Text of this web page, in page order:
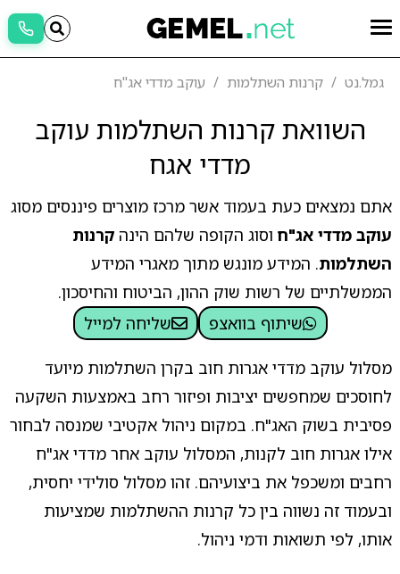
גמל.נט קרנות השתלמות עוקב מדדי אג"ח
השוואת קרנות השתלמות עוקב
מדדי אגח
אתם נמצאים כעת בעמוד אשר מרכז מוצרים פיננסים מסוג
עוקב מדדי אג"חוסוג הקופה שלהם הינה קרנות
השתלמות. המידע מונגש מתוך מאגרי המידע
הממשלתיים של רשות שוק ההון, הביטוח והחיסכון.
שיתוף בוואצפ
שליחה למייל
מסלול עוקב מדדי אגרות חוב בקרן השתלמות מיועד
לחוסכים שמחפשים יציבות ופיזור רחב באמצעות השקעה
פסיבית בשוק האג"ח. במקום ניהול אקטיבי שמנסה לבחור
אילו אגרות חוב לקנות, המסלול עוקב אחר מדדי אג"ח
רחבים ומשכפל את ביצועיהם. זהו מסלול סולידי יחסית,
ובעמוד זה נשווה בין כל קרנות ההשתלמות שמציעות
אותו, לפי תשואות ודמי ניהול.